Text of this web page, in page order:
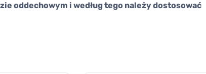
oddechowym i według tego należy dostosować